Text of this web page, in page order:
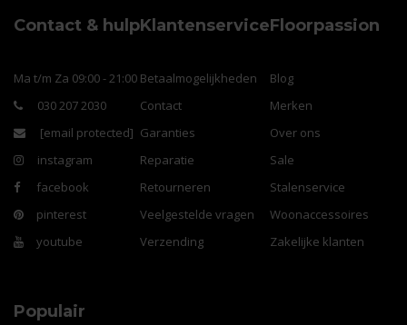
Contact & hulp
Ma t/m Za 09:00 - 21:00
030 207 2030
[email protected]
instagram
facebook
pinterest
youtube
Klantenservice
Betaalmogelijkheden
Contact
Garanties
Reparatie
Retourneren
Veelgestelde vragen
Verzending
Floorpassion
Blog
Merken
Over ons
Sale
Stalenservice
Woonaccessoires
Zakelijke klanten
Populair